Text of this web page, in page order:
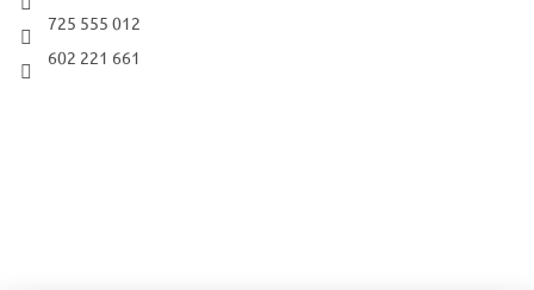
725 555 012
602 221 661